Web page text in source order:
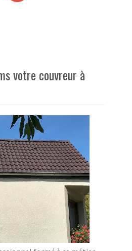
votre couvreur à